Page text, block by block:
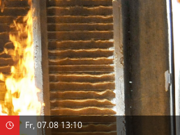
Fr, 07.08 13:10